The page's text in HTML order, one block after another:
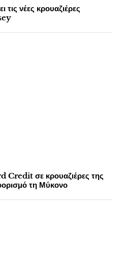
νέες κρουαζιέρες
σε κρουαζιέρες της
τη Μύκονο